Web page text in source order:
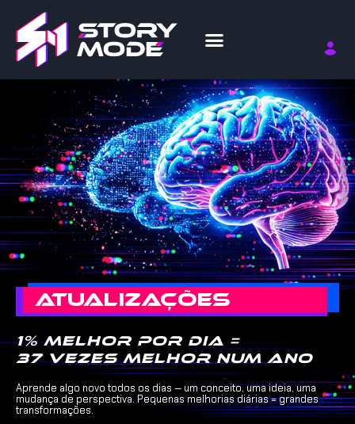
ATUALIZAÇÕES
1% melhor por dia =
37 vezes melhor num ano
Aprende algo novo todos os dias — um conceito, uma ideia, uma
mudança de perspectiva. Pequenas melhorias diárias = grandes
transformações.